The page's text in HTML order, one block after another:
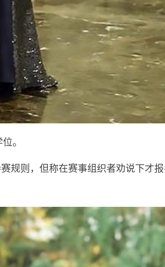
。
规则，但称在赛事组织者劝说下才